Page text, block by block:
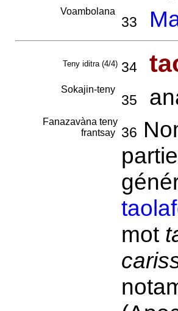
Voambolana
33
Teny iditra (4/4) 34
Sokajin-teny
35
Fanazavàna teny
frantsay
36
mot